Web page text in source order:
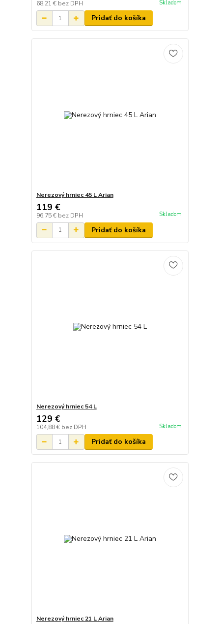
68,21 € bez DPH Skladom
Pridať do košíka
Nerezový hrniec 45 L Arian
119 €
96,75 € bez DPH Skladom
Pridať do košíka
Nerezový hrniec 54 L
129 €
104,88 € bez DPH Skladom
Pridať do košíka
Nerezový hrniec 21 L Arian